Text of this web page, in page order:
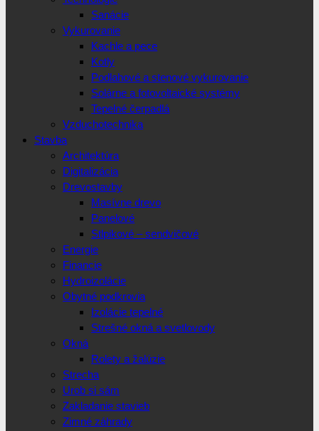
Sanácie
Vykurovanie
Kachle a pece
Kotly
Podlahové a stenové vykurovanie
Solárne a fotovoltaické systémy
Tepelné čerpadlá
Vzduchotechnika
Stavba
Architektúra
Digitalizácia
Drevostavby
Masívne drevo
Panelové
Stlpikové – sendvičové
Energie
Financie
Hydroizolácie
Obytné podkrovia
Izolácie tepelné
Strešné okná a svetlovody
Okná
Rolety a žalúzie
Strecha
Urob si sám
Zakladanie stavieb
Zimné záhrady